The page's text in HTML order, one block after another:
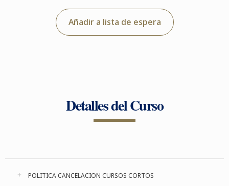
Añadir a lista de espera
Detalles del Curso
POLITICA CANCELACION CURSOS CORTOS